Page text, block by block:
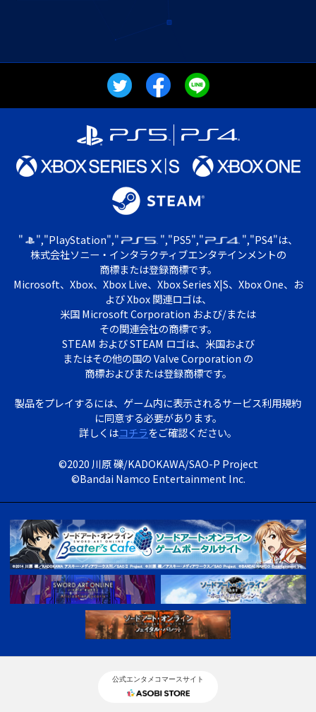
" ","PlayStation"," ","PS5","
","PS4"は、
株式会社ソニー・インタラクティブエンタテインメントの
商標または登録商標です。
Microsoft、Xbox、Xbox Live、Xbox Series X|S、Xbox One、お
よび Xbox 関連ロゴは、
米国 Microsoft Corporation および/または
その関連会社の商標です。
STEAM および STEAM ロゴは、米国および
またはその他の国の Valve Corporation の
商標およびまたは登録商標です。
製品をプレイするには、ゲーム内に表示されるサービス利用規約
に同意する必要があります。
詳しくはコチラをご確認ください。
©2020 川原 礫/KADOKAWA/SAO-P Project
©Bandai Namco Entertainment Inc.
公式エンタメコマースサイト